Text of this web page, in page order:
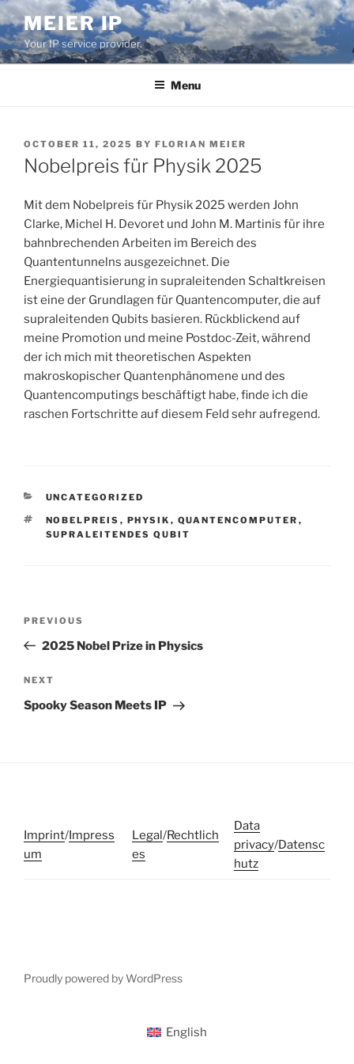
Skip
to
content
MEIER IP
Your IP service provider.
Menu
POSTED
ON
OCTOBER 11, 2025 BY FLORIAN MEIER
Nobelpreis für Physik 2025
Mit dem Nobelpreis für Physik 2025 werden John
Clarke, Michel H. Devoret und John M. Martinis für ihre
bahnbrechenden Arbeiten im Bereich des
Quantentunnelns ausgezeichnet. Die
Energiequantisierung in supraleitenden Schaltkreisen
ist eine der Grundlagen für Quantencomputer, die auf
supraleitenden Qubits basieren. Rückblickend auf
meine Promotion und meine Postdoc-Zeit, während
der ich mich mit theoretischen Aspekten
makroskopischer Quantenphänomene und des
Quantencomputings beschäftigt habe, finde ich die
raschen Fortschritte auf diesem Feld sehr aufregend.
CATEGORIES
UNCATEGORIZED
TAGS
NOBELPREIS , PHYSIK , QUANTENCOMPUTER ,
SUPRALEITENDES QUBIT
Previous
Post
PREVIOUS
2025 Nobel Prize in Physics
Next
Post
NEXT
Spooky Season Meets IP
Imprint/Impress
um
Legal/Rechtlich
es
Data
privacy/Datensc
hutz
Proudly powered by WordPress
English